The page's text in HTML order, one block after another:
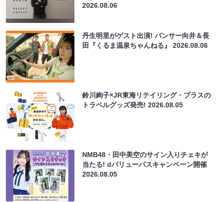
2026.08.06
丹生明里がゲスト出演! パンサー向井＆長
田『くるま温泉ちゃんねる』2026.08.06
鈴川絢子×JR東海リテイリング・プラスの
トラベルグッズ発売!2026.08.05
NMB48・田中美空のサイン入りチェキが
当たる! dバリューパスキャンペーン開催
2026.08.05